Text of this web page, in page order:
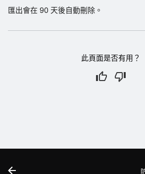
匯出會在 90 天後自動刪除。
此頁面是否有用？